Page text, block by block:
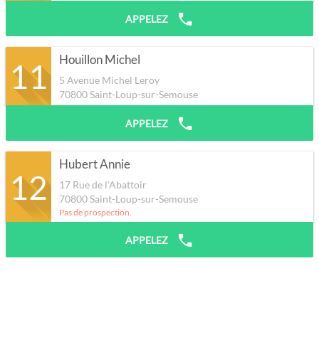
APPELEZ
11 Houillon Michel
5 Avenue Michel Leroy
70800Saint-Loup-sur-Semouse
APPELEZ
12
Hubert Annie
17 Rue de l'Abattoir
70800Saint-Loup-sur-Semouse
Pas de prospection.
APPELEZ